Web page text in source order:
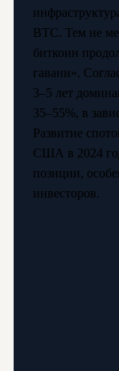
BTC. Тем не
биткоин
гавани».
3–5 лет
35–55%, в
Развитие
США в 2024
позиции,
инвесторов.